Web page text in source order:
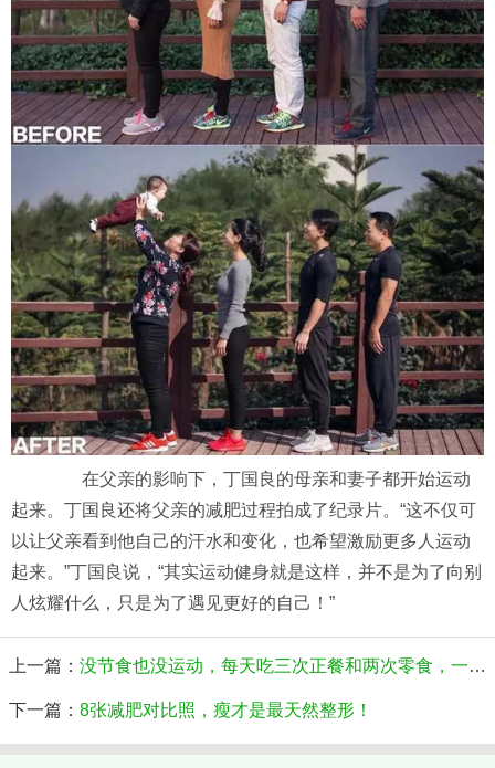
在父亲的影响下，丁国良的母亲和妻子都开始运动
起来。丁国良还将父亲的减肥过程拍成了纪录片。“这不仅可
以让父亲看到他自己的汗水和变化，也希望激励更多人运动
起来。”丁国良说，“其实运动健身就是这样，并不是为了向别
人炫耀什么，只是为了遇见更好的自己！”
上一篇： 没节食也没运动，每天吃三次正餐和两次零食，一年后瘦了15公斤
下一篇： 8张减肥对比照，瘦才是最天然整形！